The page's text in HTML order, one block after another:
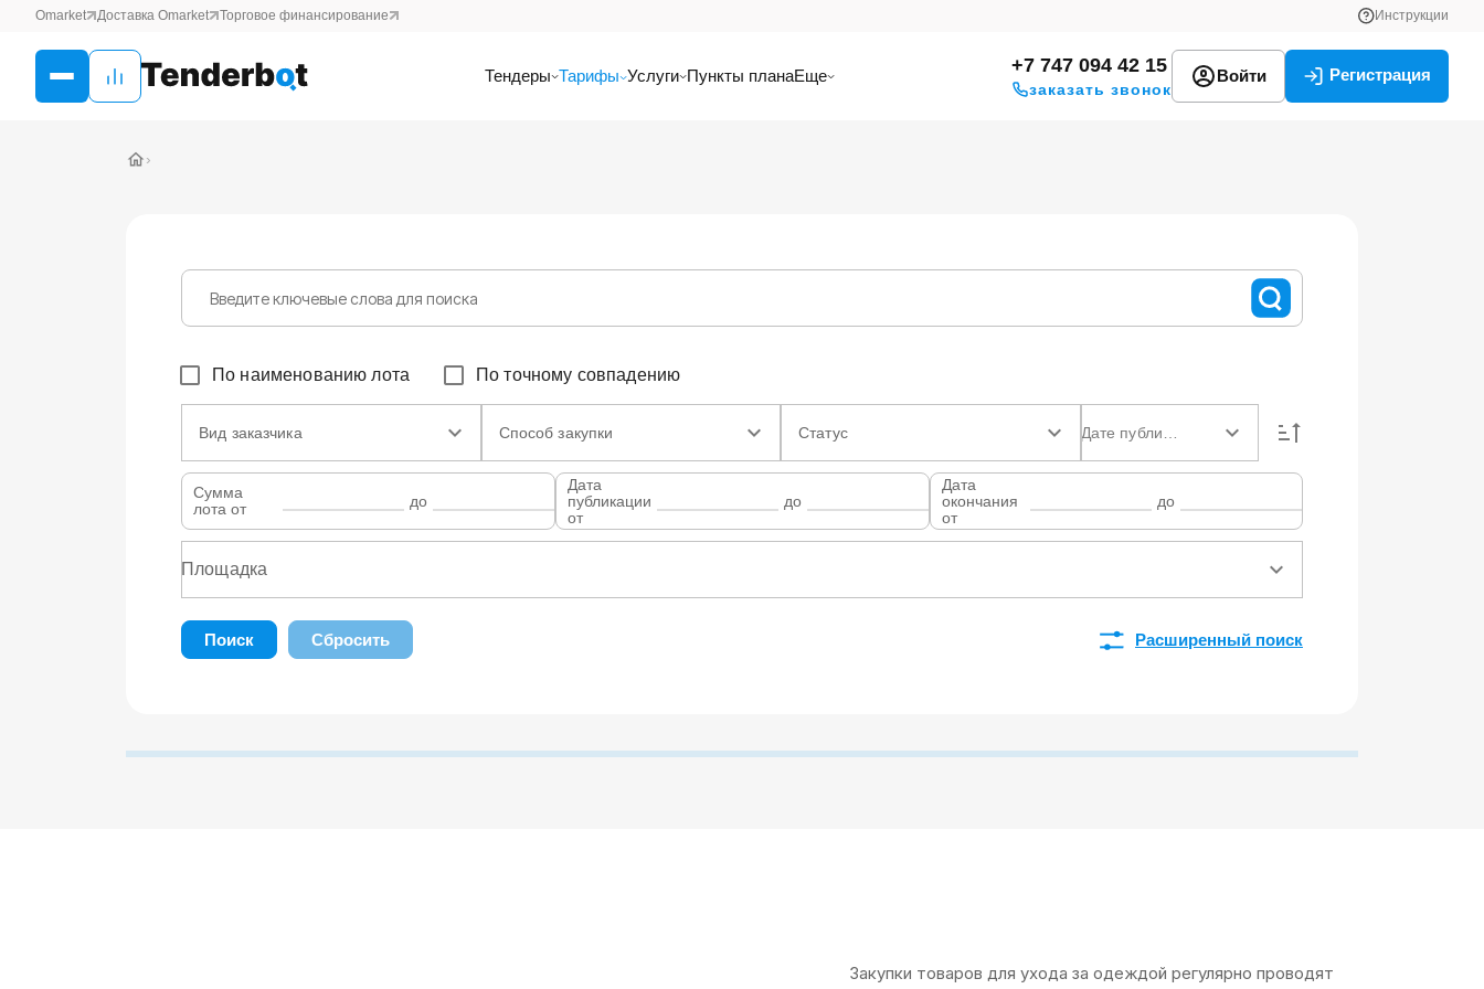
Omarket Доставка Omarket Торговое финансирование Инструкции
Тендеры Тарифы Услуги Пункты планаЕще +7 747 094 42 15
заказать звонок
Войти Регистрация
›
По наименованию лота По точному совпадению
Вид заказчика Способ закупки Статус
Сумма
лота от
до
Дата
публикации
от
до
Дата
окончания
от
до
Поиск Сбросить Расширенный поиск
Закупки товаров для ухода за одеждой регулярно проводят